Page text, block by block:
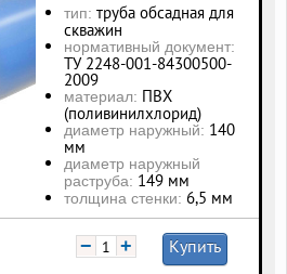
тип: труба обсадная для
скважин
нормативный документ:
ТУ 2248-001-84300500-
2009
материал: ПВХ
(поливинилхлорид)
диаметр наружный: 140
мм
диаметр наружный
раструба: 149 мм
толщина стенки: 6,5 мм
− + Купить